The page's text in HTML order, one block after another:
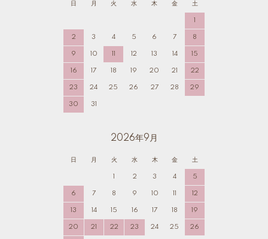
日 月 火 水 木 金 土
1
2 3 4 5 6 7 8
9 10 11 12 13 14 15
16 17 18 19 20 21 22
23 24 25 26 27 28 29
30 31
2026年9月
日 月 火 水 木 金 土
1 2 3 4 5
6 7 8 9 10 11 12
13 14 15 16 17 18 19
20 21 22 23 24 25 26